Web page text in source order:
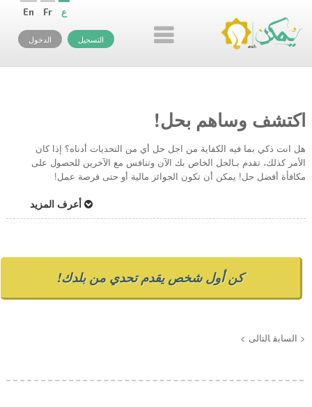
En Fr ع
التسجيل الدخول
اكتشف وساهم بحل!
هل انت ذكي بما فيه الكفاية من اجل حل أي من التحديات أدناه؟ إذا كان
الأمر كذلك، تقدم بـالحل الخاص بك الآن وتنافس مع الآخرين للحصول على
مكافأة أفضل حل! يمكن أن تكون الجوائز مالية أو حتى فرصة عمل!
أعرف المزيد
كن أول شخص يقدم تحدي من بلدك!
< السابق التالى >